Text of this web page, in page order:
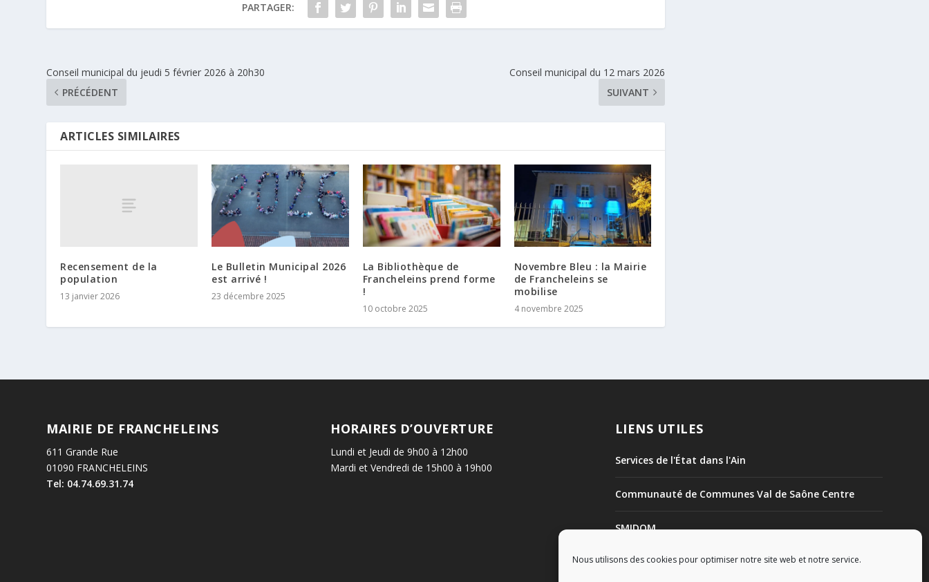
Nous utilisons des cookies pour optimiser notre site web et notre service.
PARTAGER:
Conseil municipal du jeudi 5 février 2026 à 20h30
PRÉCÉDENT
Conseil municipal du 12 mars 2026
SUIVANT
ARTICLES SIMILAIRES
Recensement de la
population
13 janvier 2026
Le Bulletin Municipal 2026
est arrivé !
23 décembre 2025
La Bibliothèque de
Francheleins prend forme
!
10 octobre 2025
Novembre Bleu : la Mairie
de Francheleins se
mobilise
4 novembre 2025
MAIRIE DE FRANCHELEINS
611 Grande Rue
01090 FRANCHELEINS
Tel: 04.74.69.31.74
HORAIRES D’OUVERTURE
Lundi et Jeudi de 9h00 à 12h00
Mardi et Vendredi de 15h00 à 19h00
LIENS UTILES
Services de l'État dans l'Ain
Communauté de Communes Val de Saône Centre
SMIDOM
Syndicat des rivières Dombes Chalaronne Bords de